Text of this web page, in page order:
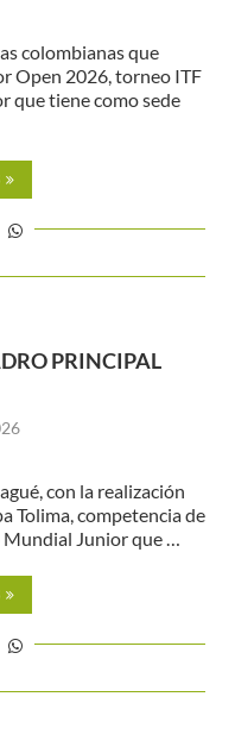
colombianas que
Open 2026, torneo ITF
que tiene como sede
PRINCIPAL
con la realización
Tolima, competencia de
Mundial Junior que …